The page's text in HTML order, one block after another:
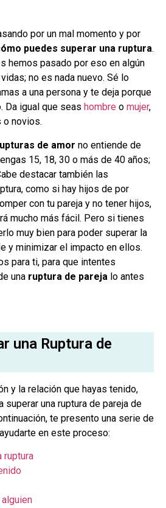
por un mal momento y por
puedes superar una ruptura.
hemos pasado por eso en algún
no es nada nuevo. Sé lo
a una persona y te deja porque
Da igual que seas hombre o mujer,
o novios.
de amor no entiende de
15, 18, 30 o más de 40 años;
destacar también las
como si hay hijos de por
con tu pareja y no tener hijos,
mucho más fácil. Pero si tienes
muy bien para poder superar la
y minimizar el impacto en ellos.
para ti, para que intentes
una ruptura de pareja lo antes
una Ruptura de
y la relación que hayas tenido,
superar una ruptura de pareja de
te presento una serie de
en este proceso:
ruptura